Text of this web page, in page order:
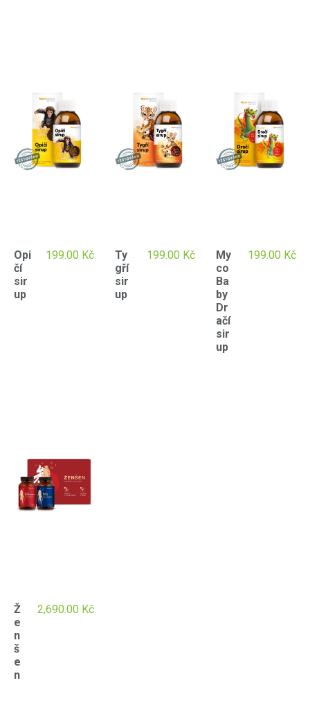
Opi
čí
sir
up
199.00 Kč
Ty
gří
sir
up
199.00 Kč
My
co
Ba
by
Dr
ačí
sir
up
199.00 Kč
Ž
e
n
š
e
n
2,690.00 Kč